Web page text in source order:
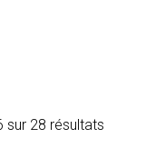
sur 28 résultats